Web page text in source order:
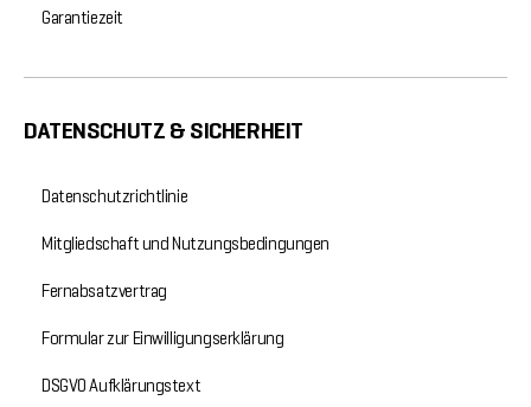
Garantiezeit
DATENSCHUTZ & SICHERHEIT
Datenschutzrichtlinie
Mitgliedschaft und Nutzungsbedingungen
Fernabsatzvertrag
Formular zur Einwilligungserklärung
DSGVO Aufklärungstext